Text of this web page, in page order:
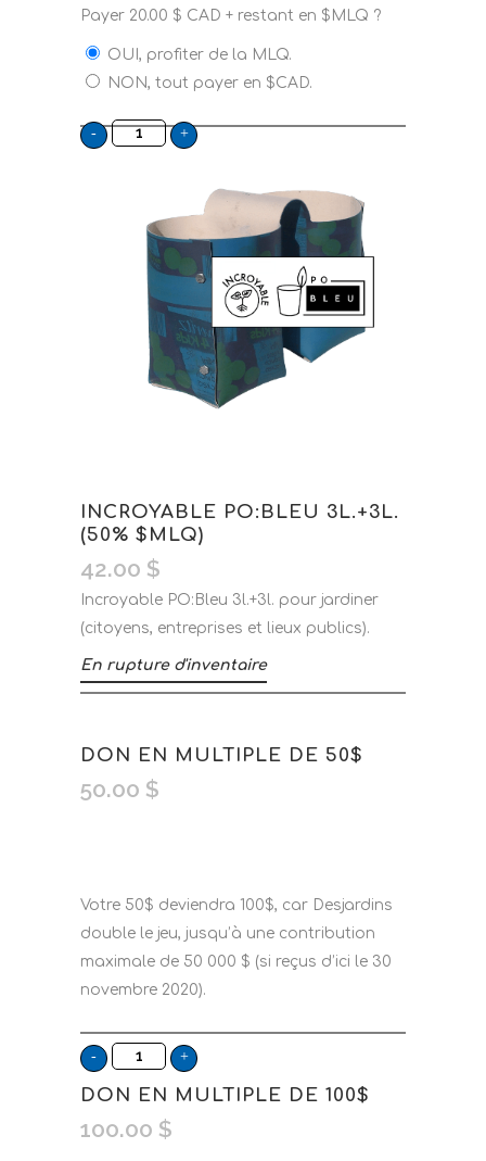
Payer 20.00 $ CAD + restant en $MLQ ?
OUI, profiter de la MLQ.
NON, tout payer en $CAD.
INCROYABLE PO:BLEU 3L.+3L.
(50% $MLQ)
42.00 $
Incroyable PO:Bleu 3l.+3l. pour jardiner
(citoyens, entreprises et lieux publics).
En rupture d'inventaire
DON EN MULTIPLE DE 50$
50.00 $
Votre 50$ deviendra 100$, car Desjardins
double le jeu, jusqu’à une contribution
maximale de 50 000 $ (si reçus d’ici le 30
novembre 2020).
DON EN MULTIPLE DE 100$
100.00 $